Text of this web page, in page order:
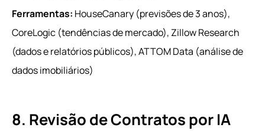
Ferramentas: HouseCanary (previsões de 3 anos),
CoreLogic (tendências de mercado), Zillow Research
(dados e relatórios públicos), ATTOM Data (análise de
dados imobiliários)
8. Revisão de Contratos por IA